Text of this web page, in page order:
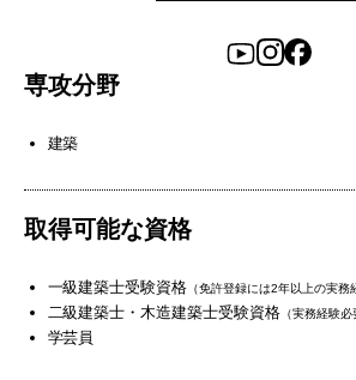
専攻分野
建築
取得可能な資格
一級建築士受験資格 （免許登録には2年以上の実務
二級建築士・木造建築士受験資格 （実務経験必
学芸員